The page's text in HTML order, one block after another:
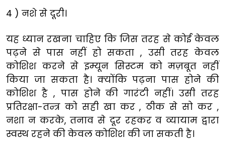
4 ) नशे से दूरी।
यह ध्यान रखना चाहिए कि जिस तरह से कोई केवल
पढ़ने से पास नहीं हो सकता , उसी तरह केवल
कोशिश करने से इम्यून सिस्टम को मज़बूत नहीं
किया जा सकता है। क्योंकि पढ़ना पास होने की
कोशिश है , पास होने की गारंटी नहीं। उसी तरह
प्रतिरक्षा-तन्त्र को सही खा कर , ठीक से सो कर ,
नशा न करके, तनाव से दूर रहकर व व्यायाम द्वारा
स्वस्थ रहने की केवल कोशिश की जा सकती है।